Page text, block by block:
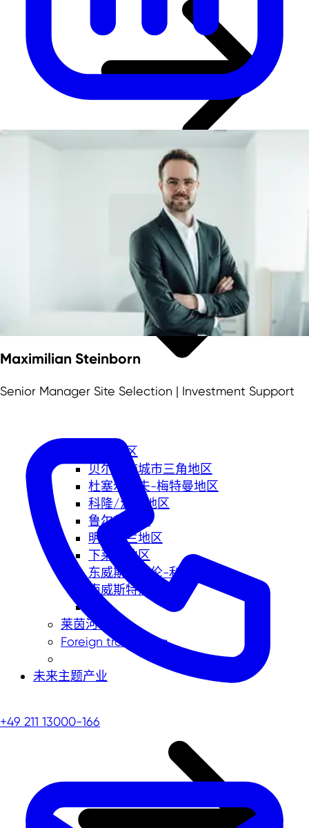
亚琛地区
贝尔吉施城市三角地区
杜塞尔多夫-梅特曼地区
科隆/波恩地区
鲁尔都市圈
明斯特兰地区
下莱茵地区
东威斯特法伦-利珀地区
南威斯特法伦地区
莱茵河地区
Foreign trade data
未来主题产业
Maximilian Steinborn
Senior Manager Site Selection | Investment Support
+49 211 13000-166